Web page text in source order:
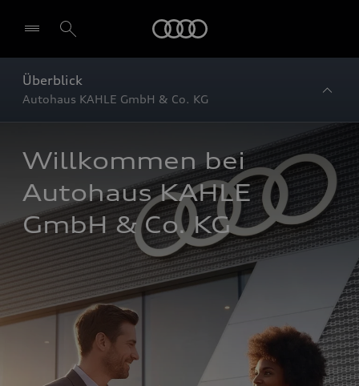
Überblick
Autohaus KAHLE GmbH & Co. KG
Willkommen bei
Autohaus KAHLE
GmbH & Co. KG